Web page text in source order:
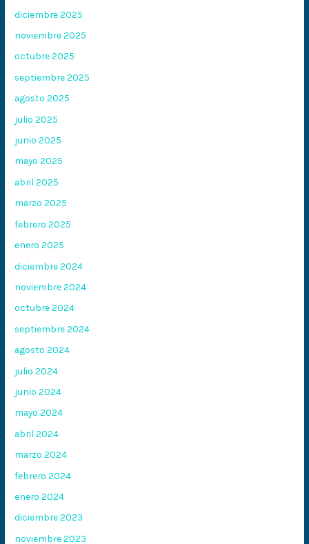
diciembre 2025
noviembre 2025
octubre 2025
septiembre 2025
agosto 2025
julio 2025
junio 2025
mayo 2025
abril 2025
marzo 2025
febrero 2025
enero 2025
diciembre 2024
noviembre 2024
octubre 2024
septiembre 2024
agosto 2024
julio 2024
junio 2024
mayo 2024
abril 2024
marzo 2024
febrero 2024
enero 2024
diciembre 2023
noviembre 2023